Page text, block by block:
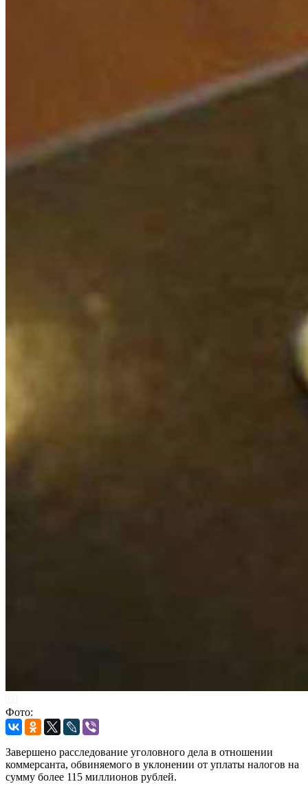
Фото:
Завершено расследование уголовного дела в отношении
коммерсанта, обвиняемого в уклонении от уплаты налогов на
сумму более 115 миллионов рублей.